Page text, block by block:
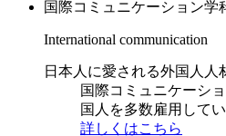
国際コミュニケーション学
International communication
日本人に愛される外国人人
国際コミュニケーシ
国人を多数雇用して
詳しくはこちら